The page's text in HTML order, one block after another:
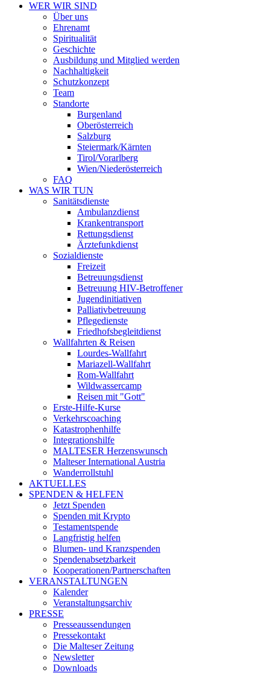
WER WIR SIND
Über uns
Ehrenamt
Spiritualität
Geschichte
Ausbildung und Mitglied werden
Nachhaltigkeit
Schutzkonzept
Team
Standorte
Burgenland
Oberösterreich
Salzburg
Steiermark/Kärnten
Tirol/Vorarlberg
Wien/Niederösterreich
FAQ
WAS WIR TUN
Sanitätsdienste
Ambulanzdienst
Krankentransport
Rettungsdienst
Ärztefunkdienst
Sozialdienste
Freizeit
Betreuungsdienst
Betreuung HIV-Betroffener
Jugendinitiativen
Palliativbetreuung
Pflegedienste
Friedhofsbegleitdienst
Wallfahrten & Reisen
Lourdes-Wallfahrt
Mariazell-Wallfahrt
Rom-Wallfahrt
Wildwassercamp
Reisen mit "Gott"
Erste-Hilfe-Kurse
Verkehrscoaching
Katastrophenhilfe
Integrationshilfe
MALTESER Herzenswunsch
Malteser International Austria
Wanderrollstuhl
AKTUELLES
SPENDEN & HELFEN
Jetzt Spenden
Spenden mit Krypto
Testamentspende
Langfristig helfen
Blumen- und Kranzspenden
Spendenabsetzbarkeit
Kooperationen/Partnerschaften
VERANSTALTUNGEN
Kalender
Veranstaltungsarchiv
PRESSE
Presseaussendungen
Pressekontakt
Die Malteser Zeitung
Newsletter
Downloads